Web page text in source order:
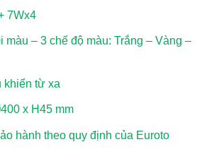
7Wx4
màu – 3 chế độ màu: Trắng – Vàng –
khiển từ xa
x H45 mm
hành theo quy định của Euroto